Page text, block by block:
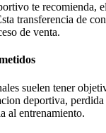
te recomienda,
transferencia de
de venta.
suelen tener
deportiva,
al entrenamiento.